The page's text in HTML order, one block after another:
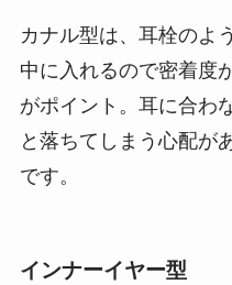
カナル型は、耳栓のよ
中に入れるので密着度
がポイント。耳に合わ
と落ちてしまう心配が
です。
インナーイヤー型